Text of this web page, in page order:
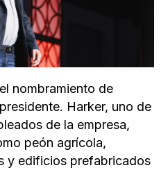
nombramiento de
Harker, uno de
de la empresa,
peón agrícola,
y edificios prefabricados